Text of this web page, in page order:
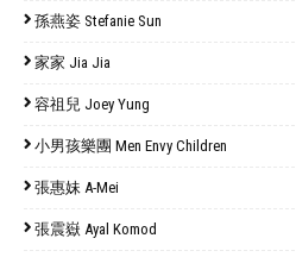
孫燕姿 Stefanie Sun
家家 Jia Jia
容祖兒 Joey Yung
小男孩樂團 Men Envy Children
張惠妹 A-Mei
張震嶽 Ayal Komod